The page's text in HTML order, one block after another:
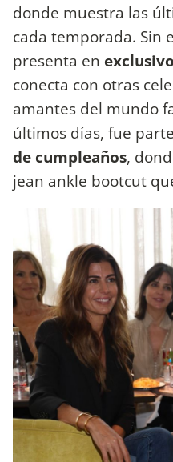
donde muestra las
cada temporada. Sin
presenta en
conecta con otras
amantes del mundo
últimos días, fue
de cumpleaños,
jean ankle bootcut